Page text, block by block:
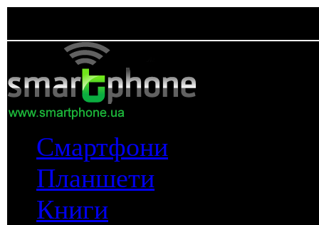
Смартфони
Планшети
Книги